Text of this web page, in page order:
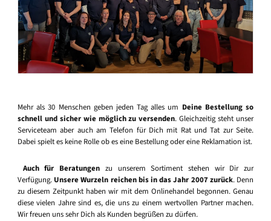
Mehr als 30 Menschen geben jeden Tag alles um Deine Bestellung so
schnell und sicher wie möglich zu versenden. Gleichzeitig steht unser
Serviceteam aber auch am Telefon für Dich mit Rat und Tat zur Seite.
Dabei spielt es keine Rolle ob es eine Bestellung oder eine Reklamation ist.
Auch für Beratungen zu unserem Sortiment stehen wir Dir zur
Verfügung. Unsere Wurzeln reichen bis in das Jahr 2007 zurück. Denn
zu diesem Zeitpunkt haben wir mit dem Onlinehandel begonnen. Genau
diese vielen Jahre sind es, die uns zu einem wertvollen Partner machen.
Wir freuen uns sehr Dich als Kunden begrüßen zu dürfen.